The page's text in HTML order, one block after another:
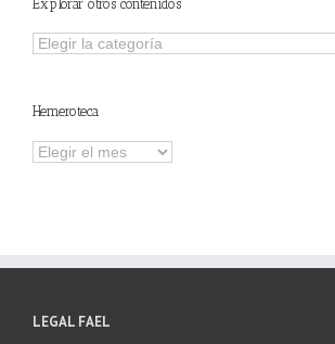
Explorar otros contenidos
Explorar
Hemeroteca
Hemeroteca
LEGAL FAEL